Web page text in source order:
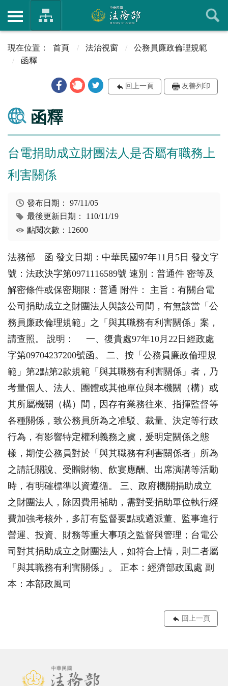
首頁 法治視窗
公務員廉政倫理規範
函釋
回上一頁 友善列印
函釋
台電捐助成立財團法人是否屬有職務上
利害關係
發布日期：97/11/05
最後更新日期： 110/11/19
點閱次數：12600
法務部 函 發文日期：中華民國97年11月5日 發文字
號：法政決字第0971116589號 速別：普通件 密等及
解密條件或保密期限：普通 附件： 主旨：有關台電
公司捐助成立之財團法人與該公司間，有無該當「公
務員廉政倫理規範」之「與其職務有利害關係」案，
請查照。 說明： 一、復貴處97年10月22日經政處
字第09704237200號函。 二、按「公務員廉政倫理規
範」第2點第2款規範「與其職務有利害關係」者，乃
考量個人、法人、團體或其他單位與本機關（構）或
其所屬機關（構）間，因存有業務往來、指揮監督等
各種關係，致公務員所為之准駁、裁量、決定等行政
行為，有影響特定權利義務之虞，爰明定關係之態
樣，期使公務員對於「與其職務有利害關係者」所為
之請託關說、受贈財物、飲宴應酬、出席演講等活動
時，有明確標準以資遵循。 三、政府機關捐助成立
之財團法人，除因費用補助，需對受捐助單位執行經
費加強考核外，多訂有監督要點或遴派董、監事進行
營運、投資、財務等重大事項之監督與管理；台電公
司對其捐助成立之財團法人，如符合上情，則二者屬
「與其職務有利害關係」。 正本：經濟部政風處 副
本：本部政風司
回上一頁